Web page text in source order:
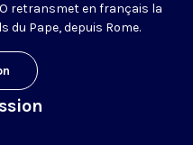
retransmet en français la
Pape, depuis Rome.